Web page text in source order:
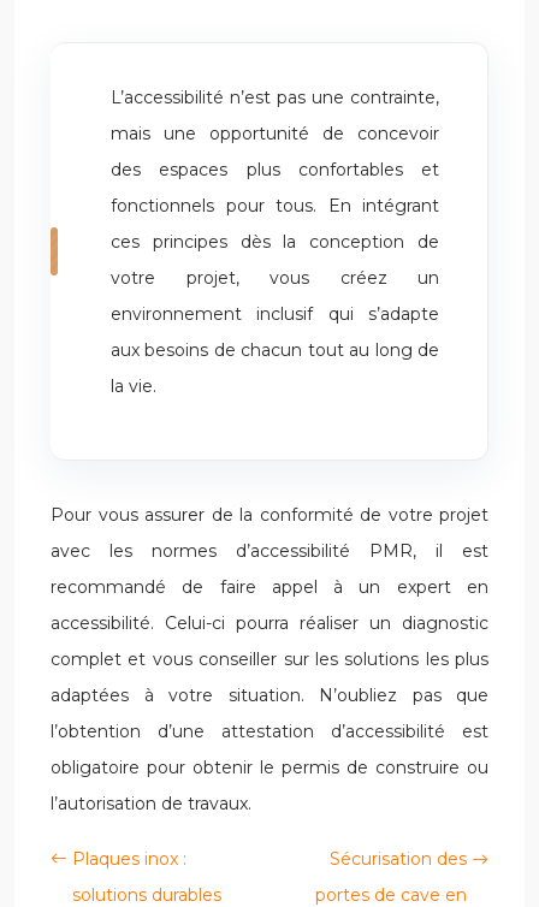
L’accessibilité n’est pas une contrainte,
mais une opportunité de concevoir
des espaces plus confortables et
fonctionnels pour tous. En intégrant
ces principes dès la conception de
votre projet, vous créez un
environnement inclusif qui s’adapte
aux besoins de chacun tout au long de
la vie.
Pour vous assurer de la conformité de votre projet
avec les normes d’accessibilité PMR, il est
recommandé de faire appel à un expert en
accessibilité. Celui-ci pourra réaliser un diagnostic
complet et vous conseiller sur les solutions les plus
adaptées à votre situation. N’oubliez pas que
l’obtention d’une attestation d’accessibilité est
obligatoire pour obtenir le permis de construire ou
l’autorisation de travaux.
Plaques inox :
solutions durables
Sécurisation des
portes de cave en